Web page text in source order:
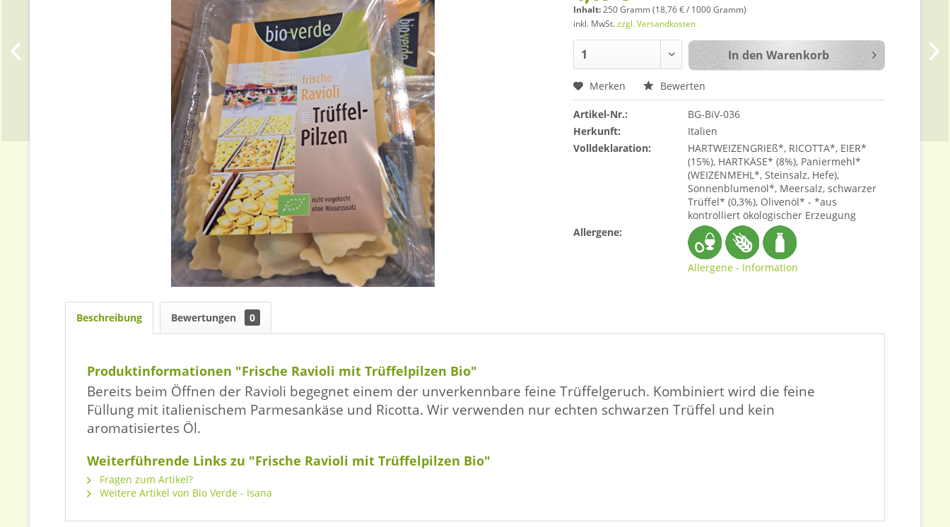
Inhalt:250 Gramm (18,76 € / 1000 Gramm)
inkl. MwSt.zzgl. Versandkosten
In den Warenkorb
Merken Bewerten
Artikel-Nr.:
BG-BiV-036
Herkunft:
Italien
Volldeklaration:
HARTWEIZENGRIEß*, RICOTTA*, EIER*
(15%), HARTKÄSE* (8%), Paniermehl*
(WEIZENMEHL*, Steinsalz, Hefe),
Sonnenblumenöl*, Meersalz, schwarzer
Trüffel* (0,3%), Olivenöl* - *aus
kontrolliert ökologischer Erzeugung
Allergene:
Allergene - Information
Beschreibung Bewertungen 0
Produktinformationen "Frische Ravioli mit Trüffelpilzen Bio"
Bereits beim Öffnen der Ravioli begegnet einem der unverkennbare feine Trüffelgeruch. Kombiniert wird die feine
Füllung mit italienischem Parmesankäse und Ricotta. Wir verwenden nur echten schwarzen Trüffel und kein
aromatisiertes Öl.
Weiterführende Links zu "Frische Ravioli mit Trüffelpilzen Bio"
Fragen zum Artikel?
Weitere Artikel von Bio Verde - Isana